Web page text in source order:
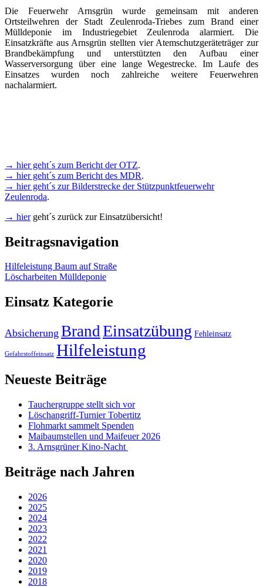
Die Feuerwehr Arnsgrün wurde gemeinsam mit anderen
Ortsteilwehren der Stadt Zeulenroda-Triebes zum Brand einer
Mülldeponie im Industriegebiet Zeulenroda alarmiert. Die
Einsatzkräfte aus Arnsgrün stellten vier Atemschutzgeräteträger zur
Brandbekämpfung und unterstützten den Aufbau einer
Wasserversorgung über eine lange Wegestrecke. Im Laufe des
Einsatzes wurden noch zahlreiche weitere Feuerwehren
nachalarmiert.
→ hier geht´s zum Bericht der OTZ.
→ hier geht´s zum Bericht des MDR.
→ hier geht´s zur Bilderstrecke der Stützpunktfeuerwehr
Zeulenroda.
→ hiergeht´s zurück zur Einsatzübersicht!
Beitragsnavigation
Hilfeleistung Baum auf Straße
Löscharbeiten Mülldeponie
Einsatz Kategorie
Absicherung BrandEinsatzübung Fehleinsatz
Gefahrstoffeinsatz Hilfeleistung
Neueste Beiträge
Tauchergruppe stellt sich vor
Löschangriff-Turnier Tobertitz
Flohmarkt sammelt Spenden
Maibaumstellen und Maifeuer 2026
3. Arnsgrüner Kino-Nacht
Beiträge nach Jahren
2026
2025
2024
2023
2022
2021
2020
2019
2018